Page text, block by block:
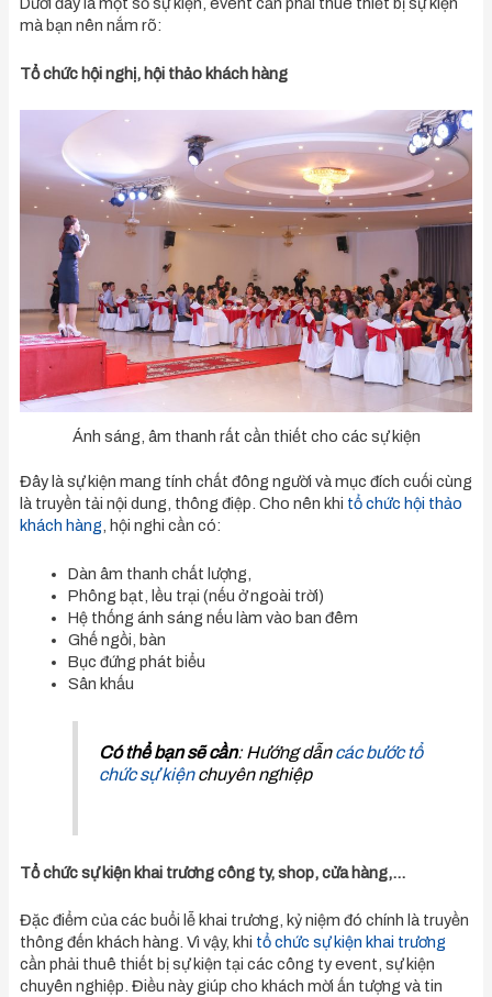
Dưới đây là một số sự kiện, event cần phải thuê thiết bị sự kiện
mà bạn nên nắm rõ:
Tổ chức hội nghị, hội thảo khách hàng
Ánh sáng, âm thanh rất cần thiết cho các sự kiện
Đây là sự kiện mang tính chất đông người và mục đích cuối cùng
là truyền tải nội dung, thông điệp. Cho nên khi tổ chức hội thảo
khách hàng, hội nghi cần có:
Dàn âm thanh chất lượng,
Phông bạt, lều trại (nếu ở ngoài trời)
Hệ thống ánh sáng nếu làm vào ban đêm
Ghế ngồi, bàn
Bục đứng phát biểu
Sân khấu
Có thể bạn sẽ cần: Hướng dẫncác bước tổ
chức sự kiệnchuyên nghiệp
Tổ chức sự kiện khai trương công ty, shop, cửa hàng,…
Đặc điểm của các buổi lễ khai trương, kỷ niệm đó chính là truyền
thông đến khách hàng. Vì vậy, khi tổ chức sự kiện khai trương
cần phải thuê thiết bị sự kiện tại các công ty event, sự kiện
chuyên nghiệp. Điều này giúp cho khách mời ấn tượng và tin